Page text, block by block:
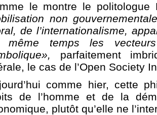
le montre le
non
de l’internationalisme,
même temps les vecteurs
parfaitement
le cas de l’Open Society
comme hier, cette
de l’homme et de la
plutôt qu’elle ne